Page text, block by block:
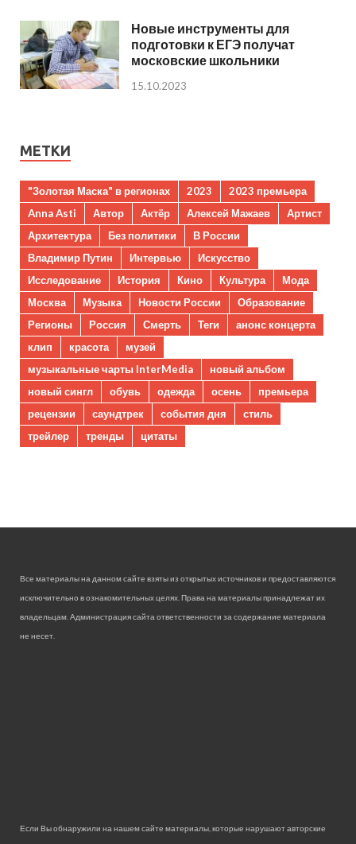
Новые инструменты для
подготовки к ЕГЭ получат
московские школьники
15.10.2023
МЕТКИ
"Золотая Маска" в регионах 2023
2023 премьера
Anna Asti
Автор Актёр Алексей Мажаев
Артист
Архитектура
Без политики
В России
Владимир Путин
Интервью
Искусство
Исследование
История Кино Культура
Мода
Москва
Музыка Новости России
Образование
Регионы
Россия Смерть Теги
анонс концерта
клип
красота
музей
музыкальные чарты InterMedia
новый альбом
новый сингл
обувь одежда осень
премьера
рецензии
саундтрек события дня
стиль
трейлер
тренды цитаты
Все материалы на данном сайте взяты из открытых источников и предоставляются
исключительно в ознакомительных целях. Права на материалы принадлежат их
владельцам. Администрация сайта ответственности за содержание материала
не несет.
Если Вы обнаружили на нашем сайте материалы, которые нарушают авторские